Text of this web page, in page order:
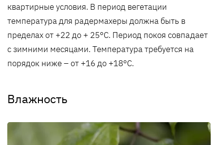
квартирные условия. В период вегетации
температура для радермахеры должна быть в
пределах от +22 до + 25°C. Период покоя совпадает
с зимними месяцами. Температура требуется на
порядок ниже – от +16 до +18°C.
Влажность